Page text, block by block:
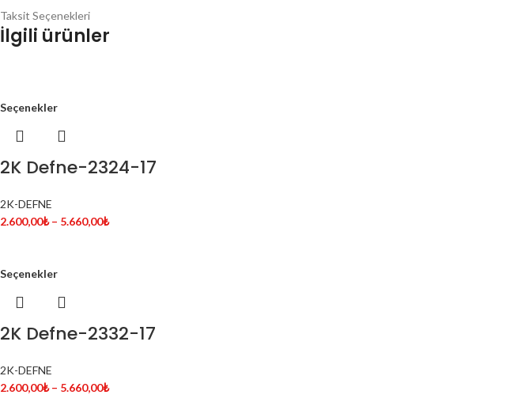
Taksit Seçenekleri
İlgili ürünler
Seçenekler
2K Defne-2324-17
2K-DEFNE
2.600,00₺ – 5.660,00₺
Seçenekler
2K Defne-2332-17
2K-DEFNE
2.600,00₺ – 5.660,00₺